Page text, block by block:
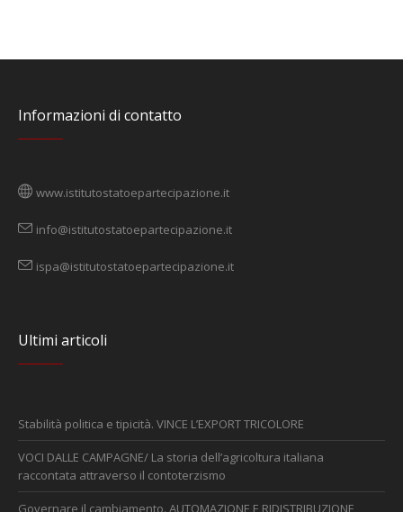
Informazioni di contatto
www.istitutostatoepartecipazione.it
info@istitutostatoepartecipazione.it
ispa@istitutostatoepartecipazione.it
Ultimi articoli
Stabilità politica e tipicità. VINCE L’EXPORT TRICOLORE
VOCI DALLE CAMPAGNE/ La storia dell’agricoltura italiana
raccontata attraverso il contoterzismo
Governare il cambiamento. AUTOMAZIONE E RIDISTRIBUZIONE